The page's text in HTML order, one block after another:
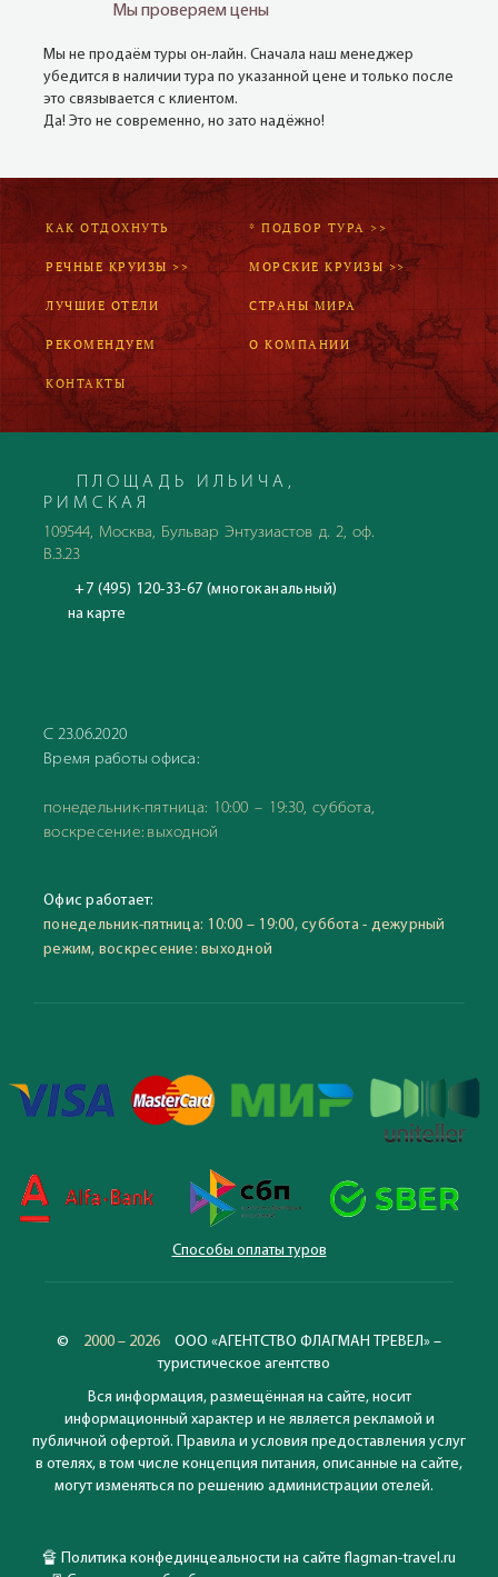
Мы проверяем цены
Мы не продаём туры он-лайн. Сначала наш менеджер
убедится в наличии тура по указанной цене и только после
это связывается с клиентом.
Да! Это не современно, но зато надёжно!
КАК ОТДОХНУТЬ * ПОДБОР ТУРА >>
РЕЧНЫЕ КРУИЗЫ >> МОРСКИЕ КРУИЗЫ >>
ЛУЧШИЕ ОТЕЛИ СТРАНЫ МИРА
РЕКОМЕНДУЕМ О КОМПАНИИ
КОНТАКТЫ
ПЛОЩАДЬ ИЛЬИЧА,
РИМСКАЯ
109544, Москва, Бульвар Энтузиастов д. 2, оф.
В.3.23
+7 (495) 120-33-67 (многоканальный)
на карте
С 23.06.2020
Время работы офиса:
понедельник-пятница: 10:00 – 19:30, суббота,
воскресение: выходной
Офис работает:
понедельник-пятница: 10:00 – 19:00, суббота - дежурный
режим, воскресение: выходной
Способы оплаты туров
© 2000 – 2026
ООО «АГЕНТСТВО ФЛАГМАН ТРЕВЕЛ» –
туристическое агентство
Вся информация, размещённая на сайте, носит
информационный характер и не является рекламой и
публичной офертой. Правила и условия предоставления услуг
в отелях, в том числе концепция питания, описанные на сайте,
могут изменяться по решению администрации отелей.
🔏 Политика конфединцеальности на сайте flagman-travel.ru